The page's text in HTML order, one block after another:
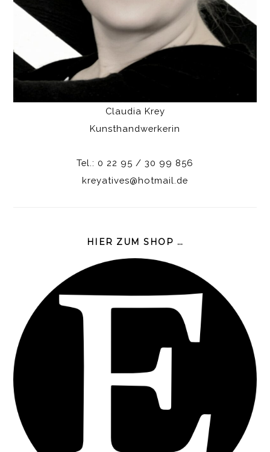
Claudia Krey
Kunsthandwerkerin
Tel.: 0 22 95 / 30 99 856
kreyatives@hotmail.de
HIER ZUM SHOP …